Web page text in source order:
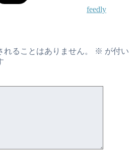
feedly
ることはありません。 ※ が付い